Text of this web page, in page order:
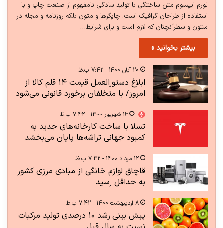
لورم ایپسوم متن ساختگی با تولید سادگی نامفهوم از صنعت چاپ و با
استفاده از طراحان گرافیک است. چاپگرها و متون بلکه روزنامه و مجله در
ستون و سطرآنچنان که لازم است و برای شرایط…
بیشتر بخوانید »
20 آبان 1400 - 7:42 ب.ظ
ابلاغ دستورالعمل قیمت ۱۴ قلم کالا از
امروز/ با متخلفان برخورد قانونی می‌شود
16 شهریور 1400 - 7:42 ب.ظ
تسلا با ساخت کارخانه‌های جدید به
کمبود جهانی تراشه‌ها پایان می‌بخشد
12 مرداد 1400 - 7:42 ب.ظ
قاچاق لوازم خانگی از مبادی مرزی کشور
به حداقل رسید
8 اردیبهشت 1400 - 7:42 ب.ظ
پیش بینی رشد ۱۰ درصدی تولید مرکبات